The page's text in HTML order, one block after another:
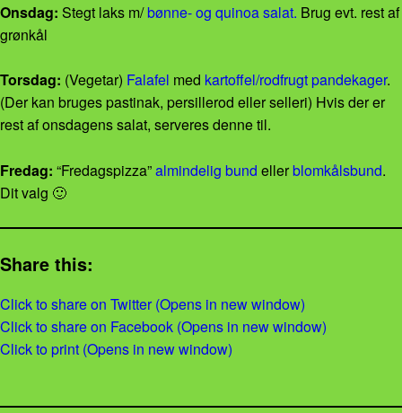
Onsdag: Stegt laks m/bønne- og quinoa salat. Brug evt. rest af
grønkål
Torsdag: (Vegetar) Falafel med kartoffel/rodfrugt pandekager.
(Der kan bruges pastinak, persillerod eller selleri) Hvis der er
rest af onsdagens salat, serveres denne til.
Fredag: “Fredagspizza”almindelig bund ellerblomkålsbund.
Dit valg 🙂
Share this:
Click to share on Twitter (Opens in new window)
Click to share on Facebook (Opens in new window)
Click to print (Opens in new window)